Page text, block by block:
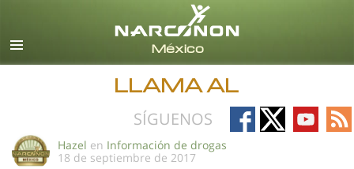
Español
Todas las Regiones/Idiomas
LLAMA AL
SÍGUENOS
Follow
on
Follow
on
Follow
on
on
Hazel en Información de drogas
18 de septiembre de 2017